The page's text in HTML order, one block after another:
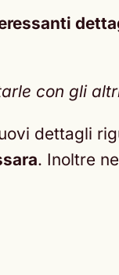
con gli
dettagli
. Inoltre